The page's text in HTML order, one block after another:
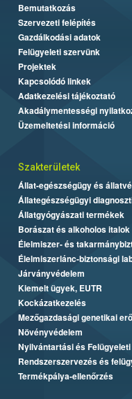
Bemutatkozás
Szervezeti felépítés
Gazdálkodási adatok
Felügyeleti szervünk
Projektek
Kapcsolódó linkek
Adatkezelési tájékoztató
Akadálymentességi
Üzemeltetési információ
Szakterületek
Állat-egészségügy és
Állategészségügyi
Állatgyógyászati termékek
Borászat és alkoholos italok
Élelmiszer- és
Élelmiszerlánc-biztonsági
Járványvédelem
Kiemelt ügyek, EUTR
Kockázatkezelés
Mezőgazdasági genetikai
Növényvédelem
Nyilvántartási és
Rendszerszervezés és
Termékpálya-ellenőrzés